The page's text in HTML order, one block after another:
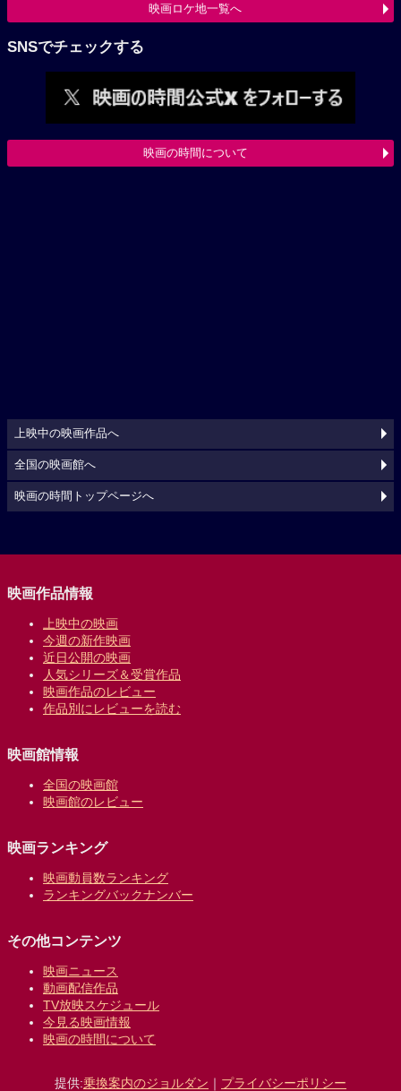
映画ロケ地一覧へ
SNSでチェックする
映画の時間について
上映中の映画作品へ
全国の映画館へ
映画の時間トップページへ
映画作品情報
上映中の映画
今週の新作映画
近日公開の映画
人気シリーズ＆受賞作品
映画作品のレビュー
作品別にレビューを読む
映画館情報
全国の映画館
映画館のレビュー
映画ランキング
映画動員数ランキング
ランキングバックナンバー
その他コンテンツ
映画ニュース
動画配信作品
TV放映スケジュール
今見る映画情報
映画の時間について
提供:乗換案内のジョルダン ｜ プライバシーポリシー